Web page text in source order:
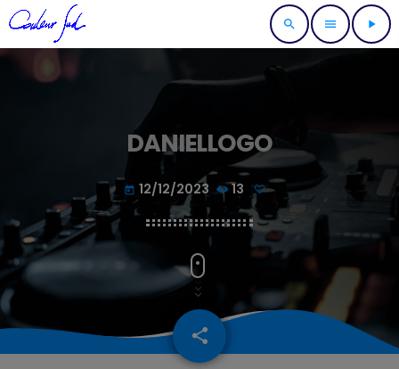
search menu play_arrow
DANIELLOGO
today 12/12/2023 13
share
email